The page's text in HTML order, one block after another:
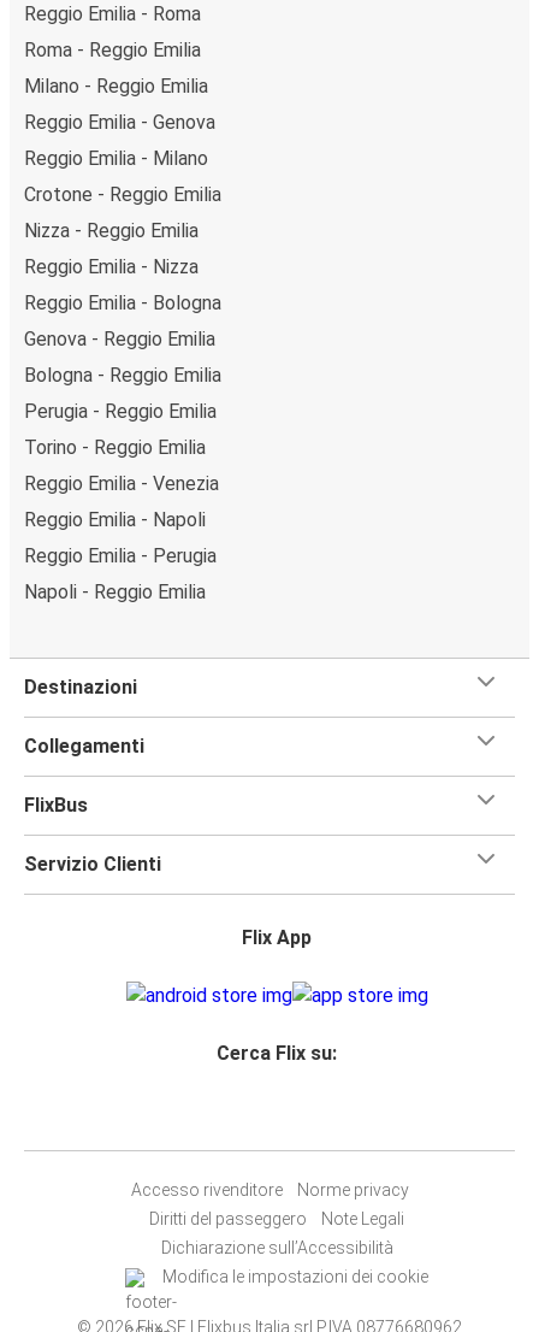
Reggio Emilia - Roma
Roma - Reggio Emilia
Milano - Reggio Emilia
Reggio Emilia - Genova
Reggio Emilia - Milano
Crotone - Reggio Emilia
Nizza - Reggio Emilia
Reggio Emilia - Nizza
Reggio Emilia - Bologna
Genova - Reggio Emilia
Bologna - Reggio Emilia
Perugia - Reggio Emilia
Torino - Reggio Emilia
Reggio Emilia - Venezia
Reggio Emilia - Napoli
Reggio Emilia - Perugia
Napoli - Reggio Emilia
Destinazioni
Collegamenti
FlixBus
Servizio Clienti
Flix App
Cerca Flix su:
Accesso rivenditore
Norme privacy
Diritti del passeggero
Note Legali
Dichiarazione sull’Accessibilità
Modifica le impostazioni dei cookie
© 2026 Flix SE | Flixbus Italia srl P.IVA 08776680962